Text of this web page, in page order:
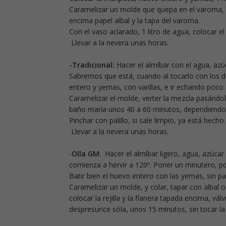
Caramelizar un molde que quepa en el
encima papel albal y la tapa del varoma.
Con el vaso aclarado, 1 litro de agua, colocar
Llevar a la nevera unas horas.
-Tradicional: Hacer el almíbar con el agua,
Sabremos que está, cuando al tocarlo con los
entero y yemas, con varillas, e ir echando
Caramelizar el molde, verter la mezcla
baño maría unos 40 a 60 minutos,
Pinchar con palillo, si sale limpio, ya está hecho.
Llevar a la nevera unas horas.
-Olla GM: Hacer el almíbar ligero, agua,
comienza a hervir a 120º. Poner un minutero,
Batir bien el huevo entero con las yemas, sin
Caramelizar un molde, y colar, tapar con albal
colocar la rejilla y la flanera tapada encima,
despresurice sóla, unos 15 minutos, sin tocar